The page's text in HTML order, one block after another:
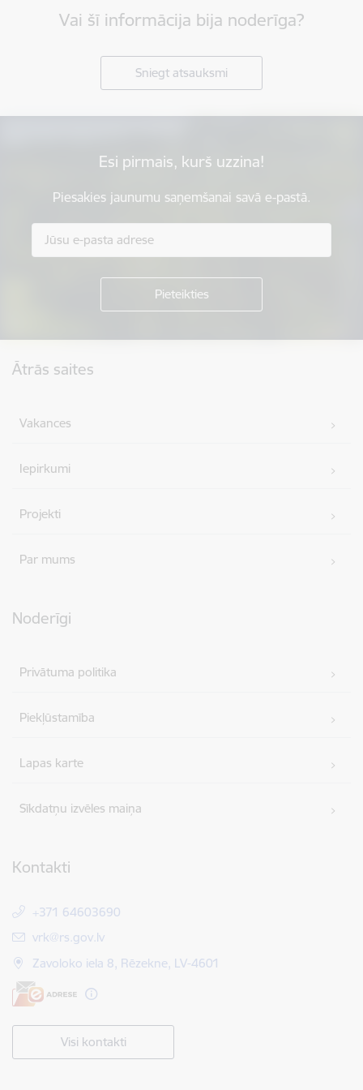
Vai šī informācija bija noderīga?
Sniegt atsauksmi
Esi pirmais, kurš uzzina!
Piesakies jaunumu saņemšanai savā e-pastā.
Ātrās saites
Vakances
Iepirkumi
Projekti
Par mums
Noderīgi
Privātuma politika
Piekļūstamība
Lapas karte
Sīkdatņu izvēles maiņa
Kontakti
+371 64603690
E-pasts:
vrk@rs.gov.lv
Zavoloko iela 8, Rēzekne, LV-4601
Visi kontakti